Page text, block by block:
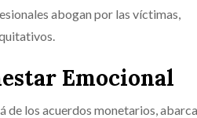
abogan por las víctimas,
Emocional
de los acuerdos monetarios,